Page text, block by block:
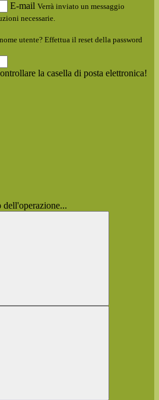
E-mail Verrà inviato un messaggio
necessarie.
utente? Effettua il reset della password
la casella di posta elettronica!
dell'operazione...